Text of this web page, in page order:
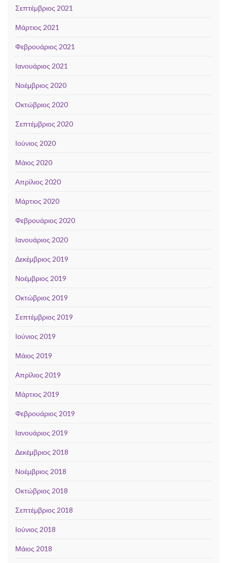
Σεπτέμβριος 2021
Μάρτιος 2021
Φεβρουάριος 2021
Ιανουάριος 2021
Νοέμβριος 2020
Οκτώβριος 2020
Σεπτέμβριος 2020
Ιούνιος 2020
Μάιος 2020
Απρίλιος 2020
Μάρτιος 2020
Φεβρουάριος 2020
Ιανουάριος 2020
Δεκέμβριος 2019
Νοέμβριος 2019
Οκτώβριος 2019
Σεπτέμβριος 2019
Ιούνιος 2019
Μάιος 2019
Απρίλιος 2019
Μάρτιος 2019
Φεβρουάριος 2019
Ιανουάριος 2019
Δεκέμβριος 2018
Νοέμβριος 2018
Οκτώβριος 2018
Σεπτέμβριος 2018
Ιούνιος 2018
Μάιος 2018